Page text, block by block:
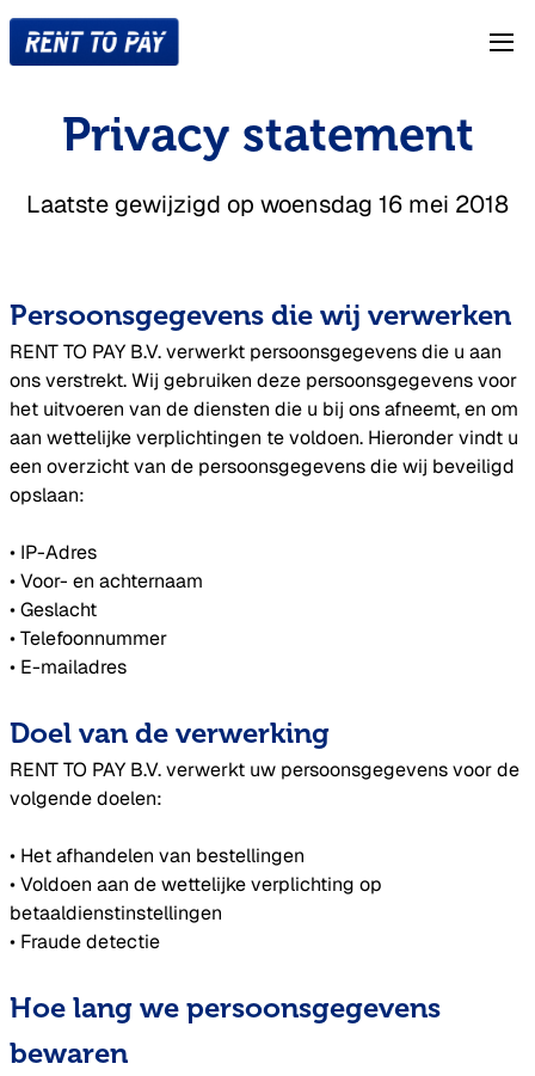
Betaalterminals
Hoe werkt het huren
Over ons
Bestellen
Privacy statement
Laatste gewijzigd op woensdag 16 mei 2018
Persoonsgegevens die wij verwerken
RENT TO PAY B.V. verwerkt persoonsgegevens die u aan
ons verstrekt. Wij gebruiken deze persoonsgegevens voor
het uitvoeren van de diensten die u bij ons afneemt, en om
aan wettelijke verplichtingen te voldoen. Hieronder vindt u
een overzicht van de persoonsgegevens die wij beveiligd
opslaan:
• IP-Adres
• Voor- en achternaam
• Geslacht
• Telefoonnummer
• E-mailadres
Doel van de verwerking
RENT TO PAY B.V. verwerkt uw persoonsgegevens voor de
volgende doelen:
• Het afhandelen van bestellingen
• Voldoen aan de wettelijke verplichting op
betaaldienstinstellingen
• Fraude detectie
Hoe lang we persoonsgegevens
bewaren